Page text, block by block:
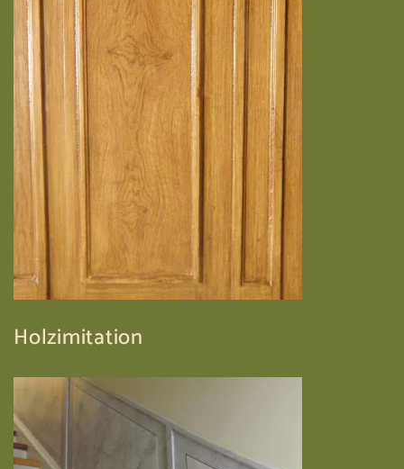
Holzimitation